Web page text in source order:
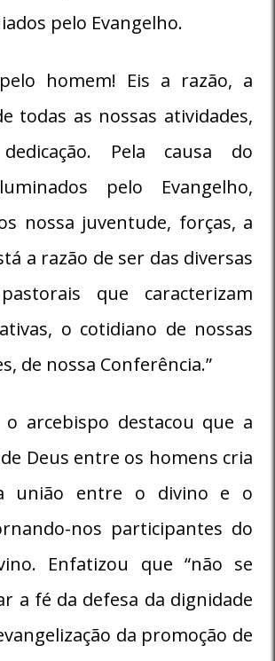
pelo Evangelho.
homem! Eis a razão, a
todas as nossas atividades,
Pela causa do
pelo Evangelho,
nossa juventude, forças, a
a razão de ser das diversas
que caracterizam
o cotidiano de nossas
de nossa Conferência.”
o arcebispo destacou que a
Deus entre os homens cria
união entre o divino e o
nos participantes do
Enfatizou que “não se
a fé da defesa da dignidade
da promoção de